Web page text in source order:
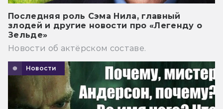
Последняя роль Сэма Нила, главный
злодей и другие новости про «Легенду о
Зельде»
Новости об актёрском составе.
Новости